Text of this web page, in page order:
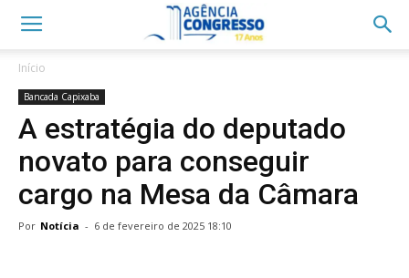
Início
Bancada Capixaba
A estratégia do deputado
novato para conseguir
cargo na Mesa da Câmara
Por Notícia - 6 de fevereiro de 2025 18:10